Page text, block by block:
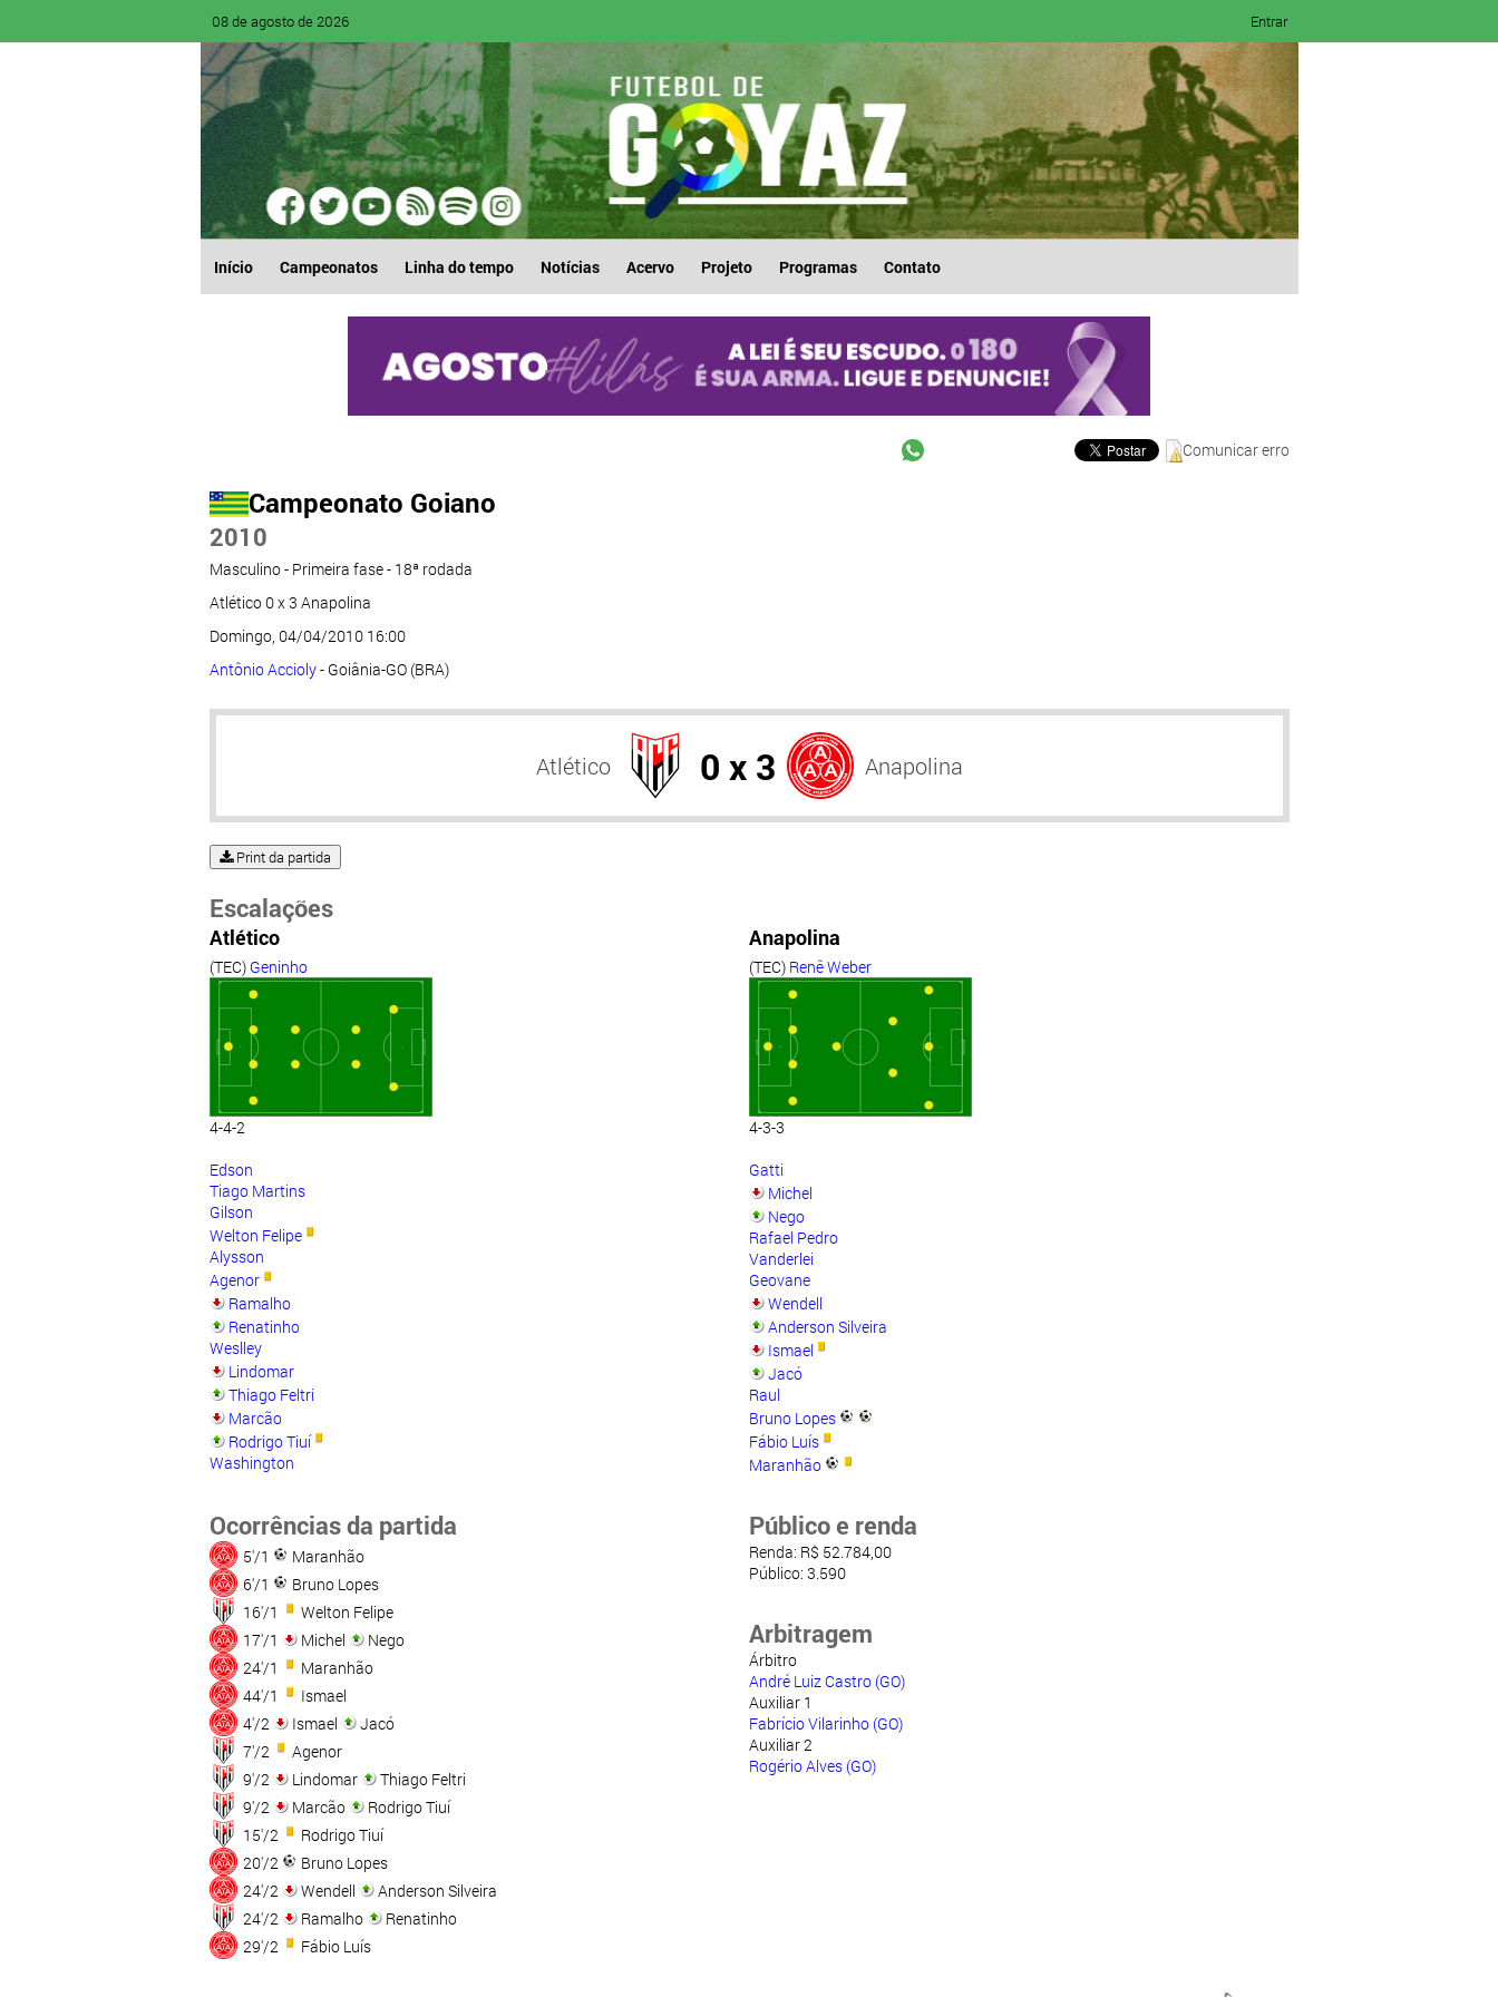
08 de agosto de 2026 Entrar
Início Campeonatos Linha do tempo Notícias Acervo Projeto Programas Contato
Comunicar erro
Campeonato Goiano
2010
Masculino - Primeira fase - 18ª rodada
Atlético 0 x 3 Anapolina
Domingo, 04/04/2010 16:00
Antônio Accioly- Goiânia-GO (BRA)
Atlético 0 x 3 Anapolina
Print da partida
Escalações
Atlético
(TEC) Geninho
4-4-2
Edson
Tiago Martins
Gilson
Welton Felipe
Alysson
Agenor
Ramalho
Renatinho
Weslley
Lindomar
Thiago Feltri
Marcão
Rodrigo Tiuí
Washington
Anapolina
(TEC) Renê Weber
4-3-3
Gatti
Michel
Nego
Rafael Pedro
Vanderlei
Geovane
Wendell
Anderson Silveira
Ismael
Jacó
Raul
Bruno Lopes
Fábio Luís
Maranhão
Ocorrências da partida
5'/1
Maranhão
6'/1
Bruno Lopes
16'/1
Welton Felipe
17'/1
Michel
Nego
24'/1
Maranhão
44'/1
Ismael
4'/2
Ismael
Jacó
7'/2
Agenor
9'/2
Lindomar
Thiago Feltri
9'/2
Marcão
Rodrigo Tiuí
15'/2
Rodrigo Tiuí
20'/2
Bruno Lopes
24'/2
Wendell
Anderson Silveira
24'/2
Ramalho
Renatinho
29'/2
Fábio Luís
Público e renda
Renda: R$ 52.784,00
Público: 3.590
Arbitragem
Árbitro
André Luiz Castro (GO)
Auxiliar 1
Fabrício Vilarinho (GO)
Auxiliar 2
Rogério Alves (GO)